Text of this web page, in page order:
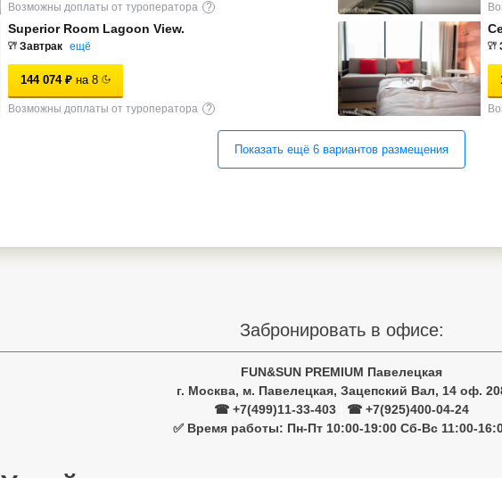
Возможны доплаты от туроператора
?
Superior Room Lagoon View.
Завтрак ещё
144 074 ₽ на 8
Возможны доплаты от туроператора ?
Показать ещё 6 вариантов размещения
Забронировать в офисе:
FUN&SUN PREMIUM Павелецкая
г. Москва, м. Павелецкая, Зацепский Вал, 14 оф.
☎ +7(499)11-33-403
☎ +7(925)400-04-24
✅ Время работы: Пн-Пт 10:00-19:00 Сб-Вс 11:00-